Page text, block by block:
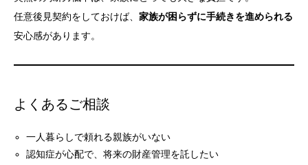
任意後見契約をしておけば、 家族が困らずに手続きを進められる
安心感があります。
よくあるご相談
一人暮らしで頼れる親族がいない
認知症が心配で、将来の財産管理を託したい